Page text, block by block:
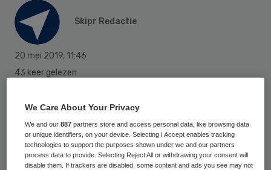
Skipr Redactie
20 mei 2019, 11:46
43 keer gelezen
Een aantal dagen geleden zijn medewerkers
van Dunya uit het pand in Elst gezet. De
zorginstelling kon de huur niet langer meer
betalen. Vervolgens nam Evital de zorg over.
We Care About Your Privacy
We and our887 partners store and access personal data, like browsing data
or unique identifiers, on your device. Selecting I Accept enables tracking
technologies to support the purposes shown under we and our partners
process data to provide. Selecting Reject All or withdrawing your consent will
disable them. If trackers are disabled, some content and ads you see may not